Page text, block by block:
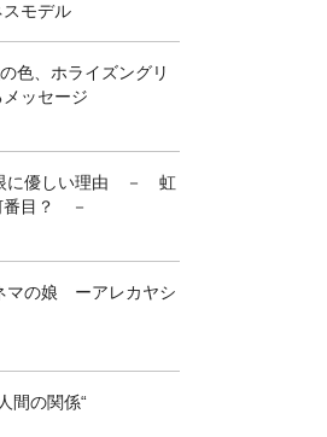
モデル
色、ホライズングリ
ッセージ
に優しい理由 － 虹
番目？ －
マの娘 ーアレカヤシ
間の関係“